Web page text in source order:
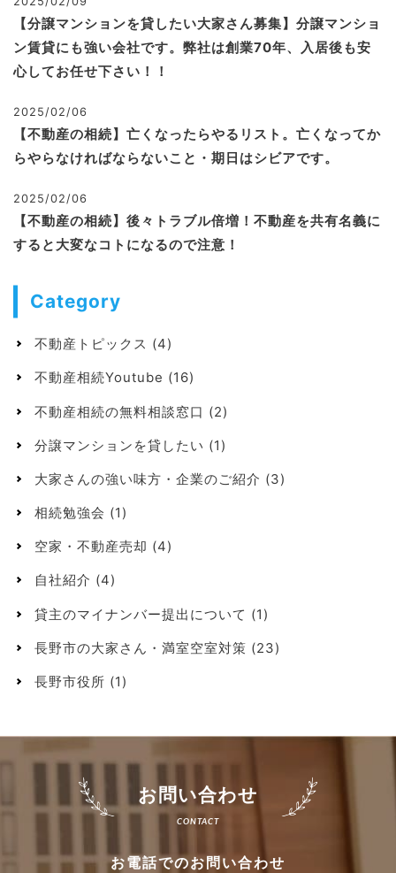
【分譲マンションを貸したい大家さん募集】分譲マンショ
ン賃貸にも強い会社です。弊社は創業70年、入居後も安
心してお任せ下さい！！
2025/02/06
【不動産の相続】亡くなったらやるリスト。亡くなってか
らやらなければならないこと・期日はシビアです。
2025/02/06
【不動産の相続】後々トラブル倍増！不動産を共有名義に
すると大変なコトになるので注意！
Category
不動産トピックス (4)
不動産相続Youtube (16)
不動産相続の無料相談窓口 (2)
分譲マンションを貸したい (1)
大家さんの強い味方・企業のご紹介 (3)
相続勉強会 (1)
空家・不動産売却 (4)
自社紹介 (4)
貸主のマイナンバー提出について (1)
長野市の大家さん・満室空室対策 (23)
長野市役所 (1)
お問い合わせ
お電話でのお問い合わせ